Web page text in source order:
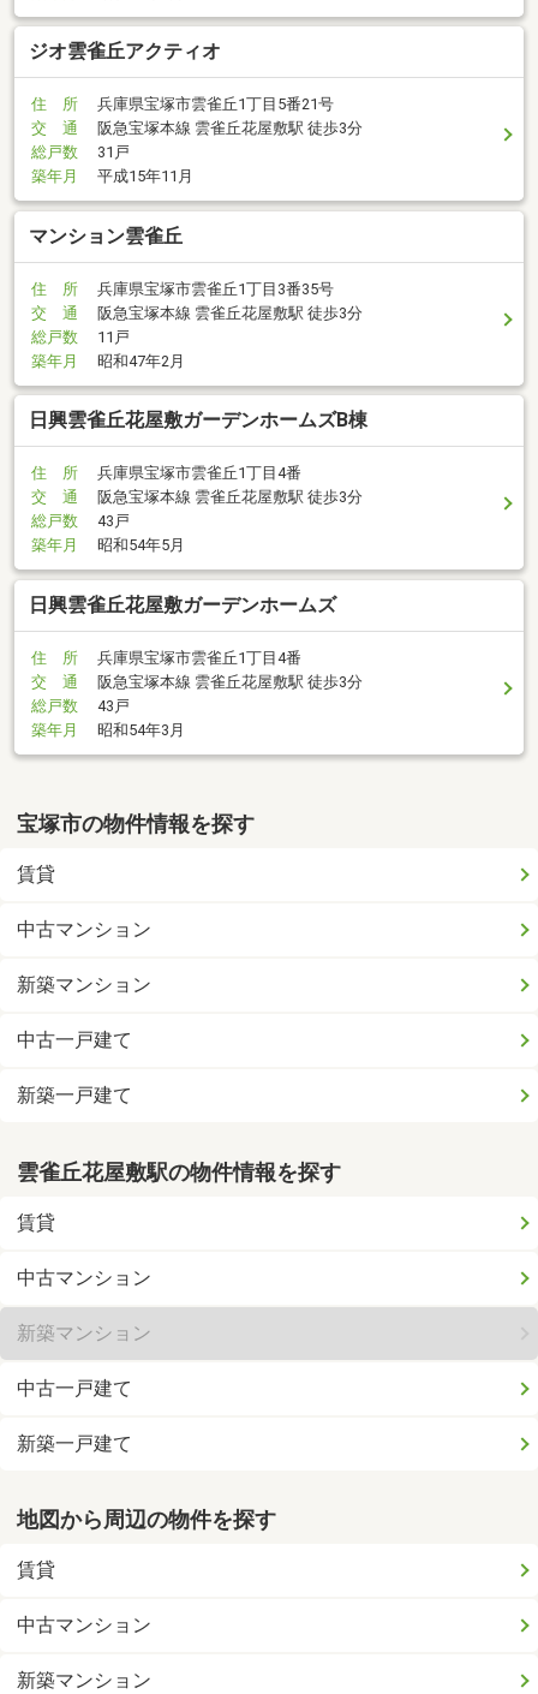
ジオ雲雀丘アクティオ
住 所
兵庫県宝塚市雲雀丘1丁目5番21号
交 通
阪急宝塚本線 雲雀丘花屋敷駅 徒歩3分
総戸数
31戸
築年月
平成15年11月
マンション雲雀丘
住 所
兵庫県宝塚市雲雀丘1丁目3番35号
交 通
阪急宝塚本線 雲雀丘花屋敷駅 徒歩3分
総戸数
11戸
築年月
昭和47年2月
日興雲雀丘花屋敷ガーデンホームズB棟
住 所
兵庫県宝塚市雲雀丘1丁目4番
交 通
阪急宝塚本線 雲雀丘花屋敷駅 徒歩3分
総戸数
43戸
築年月
昭和54年5月
日興雲雀丘花屋敷ガーデンホームズ
住 所
兵庫県宝塚市雲雀丘1丁目4番
交 通
阪急宝塚本線 雲雀丘花屋敷駅 徒歩3分
総戸数
43戸
築年月
昭和54年3月
宝塚市の物件情報を探す
賃貸
中古マンション
新築マンション
中古一戸建て
新築一戸建て
雲雀丘花屋敷駅の物件情報を探す
賃貸
中古マンション
新築マンション
中古一戸建て
新築一戸建て
地図から周辺の物件を探す
賃貸
中古マンション
新築マンション